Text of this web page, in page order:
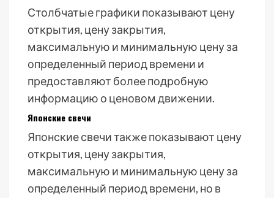
Столбчатые графики показывают цену
открытия, цену закрытия,
максимальную и минимальную цену за
определенный период времени и
предоставляют более подробную
информацию о ценовом движении.
Японские свечи
Японские свечи также показывают цену
открытия, цену закрытия,
максимальную и минимальную цену за
определенный период времени, но в